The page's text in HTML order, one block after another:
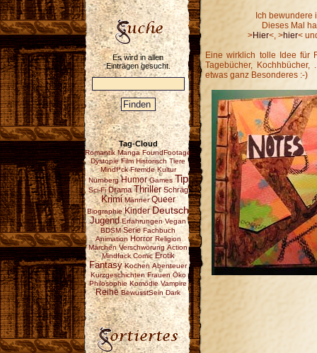
Es wird in allen
Einträgen gesucht.
Tag-Cloud
Romantik Manga FoundFootage
Dystopie Film Historisch Tiere
Mindf*ck Fremde Kultur
Nürnberg Humor Games Tip
Sci-Fi Drama Thriller Schräg
Krimi Männer Queer
Biographie Kinder Deutsch
Jugend Erfahrungen Vegan
BDSM Serie Fachbuch
Animation Horror Religion
Märchen Verschwörung Action
Mindfuck Comic Erotik
Fantasy Kochen Abenteuer
Kurzgeschichten Frauen Öko
Philosophie Komödie Vampire
Reihe BewusstSein Dark
Ich
Dieses Mal
>Hier<, >hier<
Eine wirklich tolle Idee für
Tagebücher,
etwas ganz Besonderes :-)